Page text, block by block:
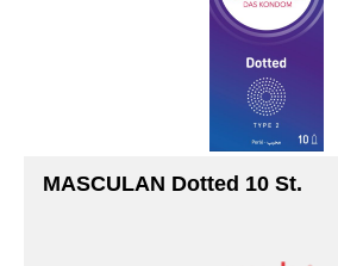
MASCULAN Dotted 10 St.